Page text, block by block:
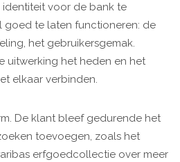
identiteit voor de bank te
goed te laten functioneren: de
het gebruikersgemak.
uitwerking het heden en het
elkaar verbinden.
De klant bleef gedurende het
toevoegen, zoals het
erfgoedcollectie over meer